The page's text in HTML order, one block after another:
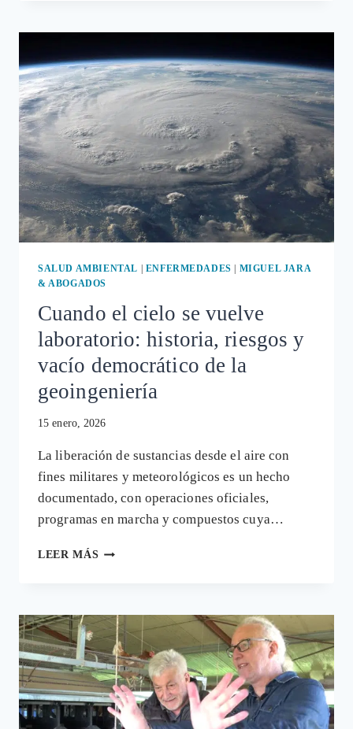
A
BIEN:
POR
QUÉ
SALUD
NO
CABE
EN
UN
ENVASE
SALUD AMBIENTAL ENFERMEDADES
MIGUEL JARA
& ABOGADOS
Cuando el cielo se vuelve
laboratorio: historia, riesgos y
vacío democrático de la
geoingeniería
15 enero, 2026
La liberación de sustancias desde el aire con
fines militares y meteorológicos es un hecho
documentado, con operaciones oficiales,
programas en marcha y compuestos cuya…
LEER MÁS CUANDO
VUELVE
LABORATORIO:
HISTORIA,
RIESGOS
Y
VACÍO
DEMOCRÁTICO